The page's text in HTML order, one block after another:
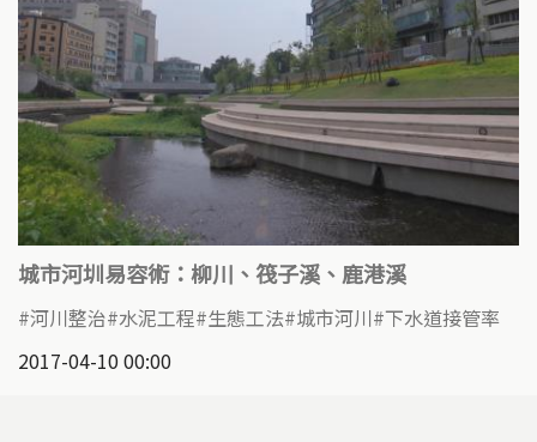
城市河圳易容術：柳川、筏子溪、鹿港溪
河川整治 水泥工程 生態工法 城市河川 下水道接管率
2017-04-10 00:00